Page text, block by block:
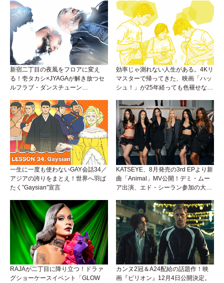
新宿二丁目の夜風をフロアに変え
る！壱タカシ×JYAGAが解き放つセ
ルフラブ・ダンスチューン
効率じゃ測れない人生がある。4Kリ
マスターで帰ってきた、映画「ハッ
シュ！」が25年経っても色褪せない
一生に一度も使わないGAY会話34／
アジアの誇りをまとえ！世界へ羽ば
たく”Gaysian”宣言
KATSEYE、8月発売の3rd EPより新
曲「Animal」MV公開！デミ・ムー
ア出演、エド・シーラン参加の大胆
RAJAが二丁目に降り立つ！ドラァ
グショーケースイベント「GLOW
カンヌ2冠＆A24配給の話題作！映
画『ピリオン』12月4日公開決定。